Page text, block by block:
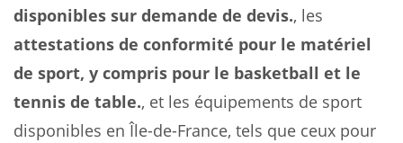
disponibles sur demande de devis., les
attestations de conformité pour le matériel
de sport, y compris pour le basketball et le
tennis de table., et les équipements de sport
disponibles en Île-de-France, tels que ceux pour